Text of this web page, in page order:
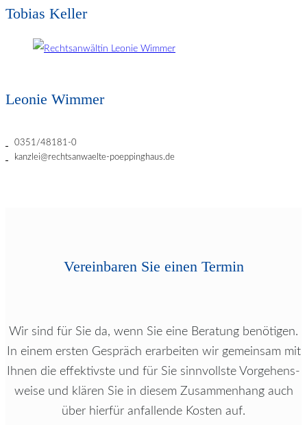
Tobias Keller
Leonie Wimmer
0351/48181-0
kanzlei@rechtsanwaelte-poeppinghaus.de
Vereinbaren Sie einen Termin
Wir sind für Sie da, wenn Sie eine Beratung benötigen.
In einem ersten Gespräch er­ar­bei­ten wir gemeinsam mit
Ihnen die ef­fek­tivs­te und für Sie sinn­volls­te Vor­ge­hens­
wei­se und klären Sie in diesem Zu­sam­men­hang auch
über hierfür an­fal­len­de Kosten auf.